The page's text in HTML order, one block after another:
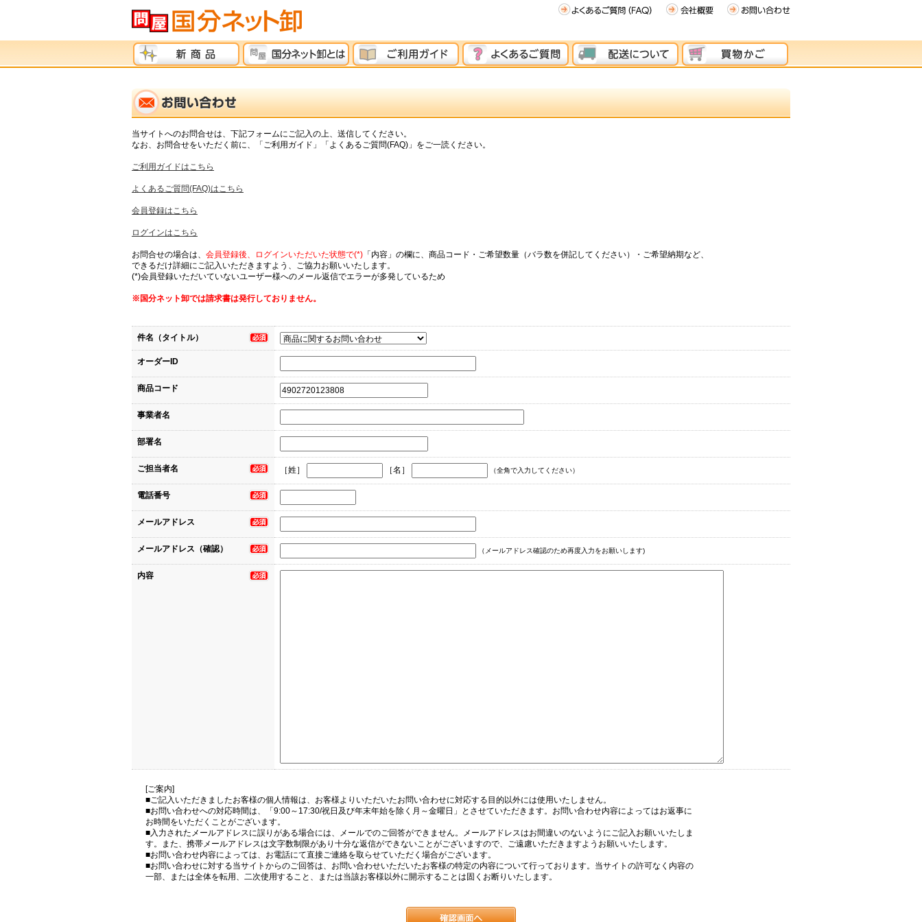
当サイトへのお問合せは、下記フォームにご記入の上、送信してください。
なお、お問合せをいただく前に、「ご利用ガイド」「よくあるご質問(FAQ)」をご一読ください。
ご利用ガイドはこちら
よくあるご質問(FAQ)はこちら
会員登録はこちら
ログインはこちら
お問合せの場合は、 会員登録後、ログインいただいた状態で(*) 「内容」の欄に、商品コード・ご希望数量（バラ数を併記してください）・ご希望納期など、
できるだけ詳細にご記入いただきますよう、ご協力お願いいたします。
(*)会員登録いただいていないユーザー様へのメール返信でエラーが多発しているため
※国分ネット卸では請求書は発行しておりません。
件名（タイトル）
オーダーID
商品コード
事業者名
部署名
ご担当者名 ［姓］ ［名］ （全角で入力してください）
電話番号
メールアドレス
メールアドレス（確認） （メールアドレス確認のため再度入力をお願いします)
内容
[ご案内]
■ご記入いただきましたお客様の個人情報は、お客様よりいただいたお問い合わせに対応する目的以外には使用いたしません。
■お問い合わせへの対応時間は、「9:00～17:30/祝日及び年末年始を除く月～金曜日」とさせていただきます。お問い合わせ内容によってはお返事に
お時間をいただくことがございます。
■入力されたメールアドレスに誤りがある場合には、メールでのご回答ができません。メールアドレスはお間違いのないようにご記入お願いいたしま
す。また、携帯メールアドレスは文字数制限があり十分な返信ができないことがございますので、ご遠慮いただきますようお願いいたします。
■お問い合わせ内容によっては、お電話にて直接ご連絡を取らせていただく場合がございます。
■お問い合わせに対する当サイトからのご回答は、お問い合わせいただいたお客様の特定の内容について行っております。当サイトの許可なく内容の
一部、または全体を転用、二次使用すること、または当該お客様以外に開示することは固くお断りいたします。